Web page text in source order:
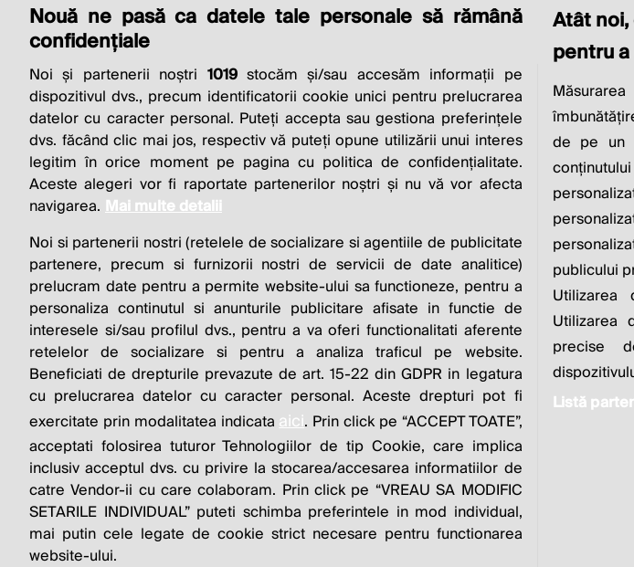
THE SOCIAL
BUSINESS IS TO
Milton
© 2026 Profit.ro. Toate drepturile rezervate. Dezvoltat de
1616.ro
Contact
noi
Nouă ne pasă ca datele tale personale să rămână
confidențiale
Noi și partenerii noștri 1019stocăm și/sau accesăm informații pe
dispozitivul dvs., precum identificatorii cookie unici pentru prelucrarea
datelor cu caracter personal. Puteți accepta sau gestiona preferințele
dvs. făcând clic mai jos, respectiv vă puteți opune utilizării unui interes
legitim în orice moment pe pagina cu politica de confidențialitate.
Aceste alegeri vor fi raportate partenerilor noștri și nu vă vor afecta
navigarea. Mai multe detalii
Noi si partenerii nostri (retelele de socializare si agentiile de publicitate
partenere, precum si furnizorii nostri de servicii de date analitice)
prelucram date pentru a permite website-ului sa functioneze, pentru a
personaliza continutul si anunturile publicitare afisate in functie de
interesele si/sau profilul dvs., pentru a va oferi functionalitati aferente
retelelor de socializare si pentru a analiza traficul pe website.
Beneficiati de drepturile prevazute de art. 15-22 din GDPR in legatura
cu prelucrarea datelor cu caracter personal. Aceste drepturi pot fi
exercitate prin modalitatea indicata aici. Prin click pe “ACCEPT TOATE”,
acceptati folosirea tuturor Tehnologiilor de tip Cookie, care implica
inclusiv acceptul dvs. cu privire la stocarea/accesarea informatiilor de
catre Vendor-ii cu care colaboram. Prin click pe “VREAU SA MODIFIC
SETARILE INDIVIDUAL” puteti schimba preferintele in mod individual,
mai putin cele legate de cookie strict necesare pentru functionarea
website-ului.
Atât
pentru
de pe un
publicului
Utilizarea
precise
Listă